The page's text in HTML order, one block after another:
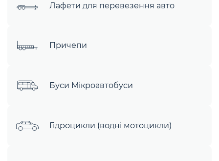
Лафети для перевезення авто
Причепи
Буси Мікроавтобуси
Гідроцикли (водні мотоцикли)